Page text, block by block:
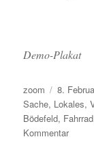
Demo-Plakat
Autor
zoom
am
8.
Sache, Lokales,
Bödefeld, Fahrrad
Kommentarzu